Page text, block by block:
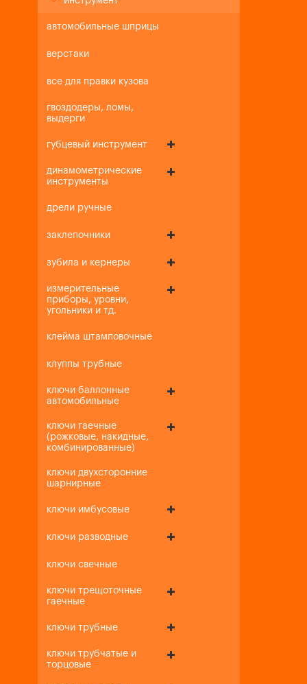
автомобильные шприцы
верстаки
все для правки кузова
гвоздодеры, ломы,
выдерги
губцевый инструмент
динамометрические
инструменты
дрели ручные
заклепочники
зубила и кернеры
измерительные
приборы, уровни,
угольники и тд.
клейма штамповочные
клуппы трубные
ключи баллонные
автомобильные
ключи гаечные
(рожковые, накидные,
комбинированные)
ключи двухсторонние
шарнирные
ключи имбусовые
ключи разводные
ключи свечные
ключи трещоточные
гаечные
ключи трубные
ключи трубчатые и
торцовые